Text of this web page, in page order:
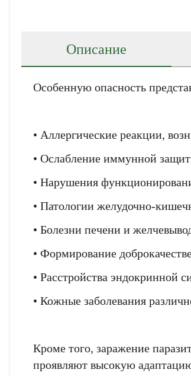
Описание
Особенную опасность
• Аллергические реакции,
• Ослабление иммунной
• Нарушения
• Патологии желудочно-
• Болезни печени и
• Формирование
• Расстройства эндокринной
• Кожные заболевания
Кроме того, заражение
проявляют высокую